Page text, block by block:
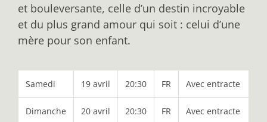
et bouleversante, celle d’un destin incroyable
et du plus grand amour qui soit : celui d’une
mère pour son enfant.
Samedi 19 avril 20:30 FR Avec entracte
Dimanche 20 avril 20:30 FR Avec entracte